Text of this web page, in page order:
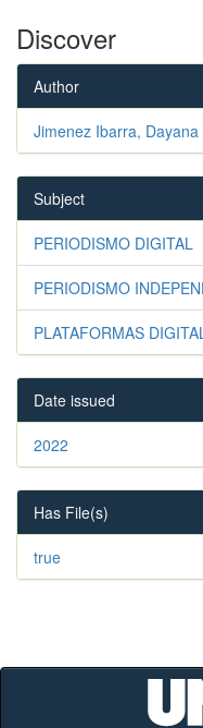
Discover
Author
Jimenez Ibarra,
Subject
PERIODISMO DIGITAL
PERIODISMO
PLATAFORMAS
Date issued
2022
Has File(s)
true